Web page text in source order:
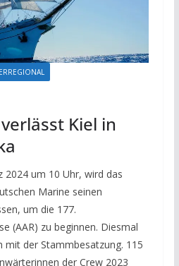
Kiel in
2024 um 10 Uhr, wird das
Marine seinen
um die 177.
(AAR) zu beginnen. Diesmal
mit der Stammbesatzung. 115
der Crew 2023